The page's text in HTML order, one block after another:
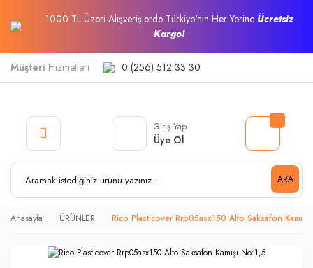
1000 TL Üzeri Alışverişlerde Türkiye'nin Her Yerine Ücretsiz
Kargo!
Müşteri Hizmetleri 0 (256) 512 33 30
ARA
Giriş Yap
Üye Ol
Anasayfa ÜRÜNLER Rico Plasticover Rrp05asx150 Alto Saksafon Kamışı